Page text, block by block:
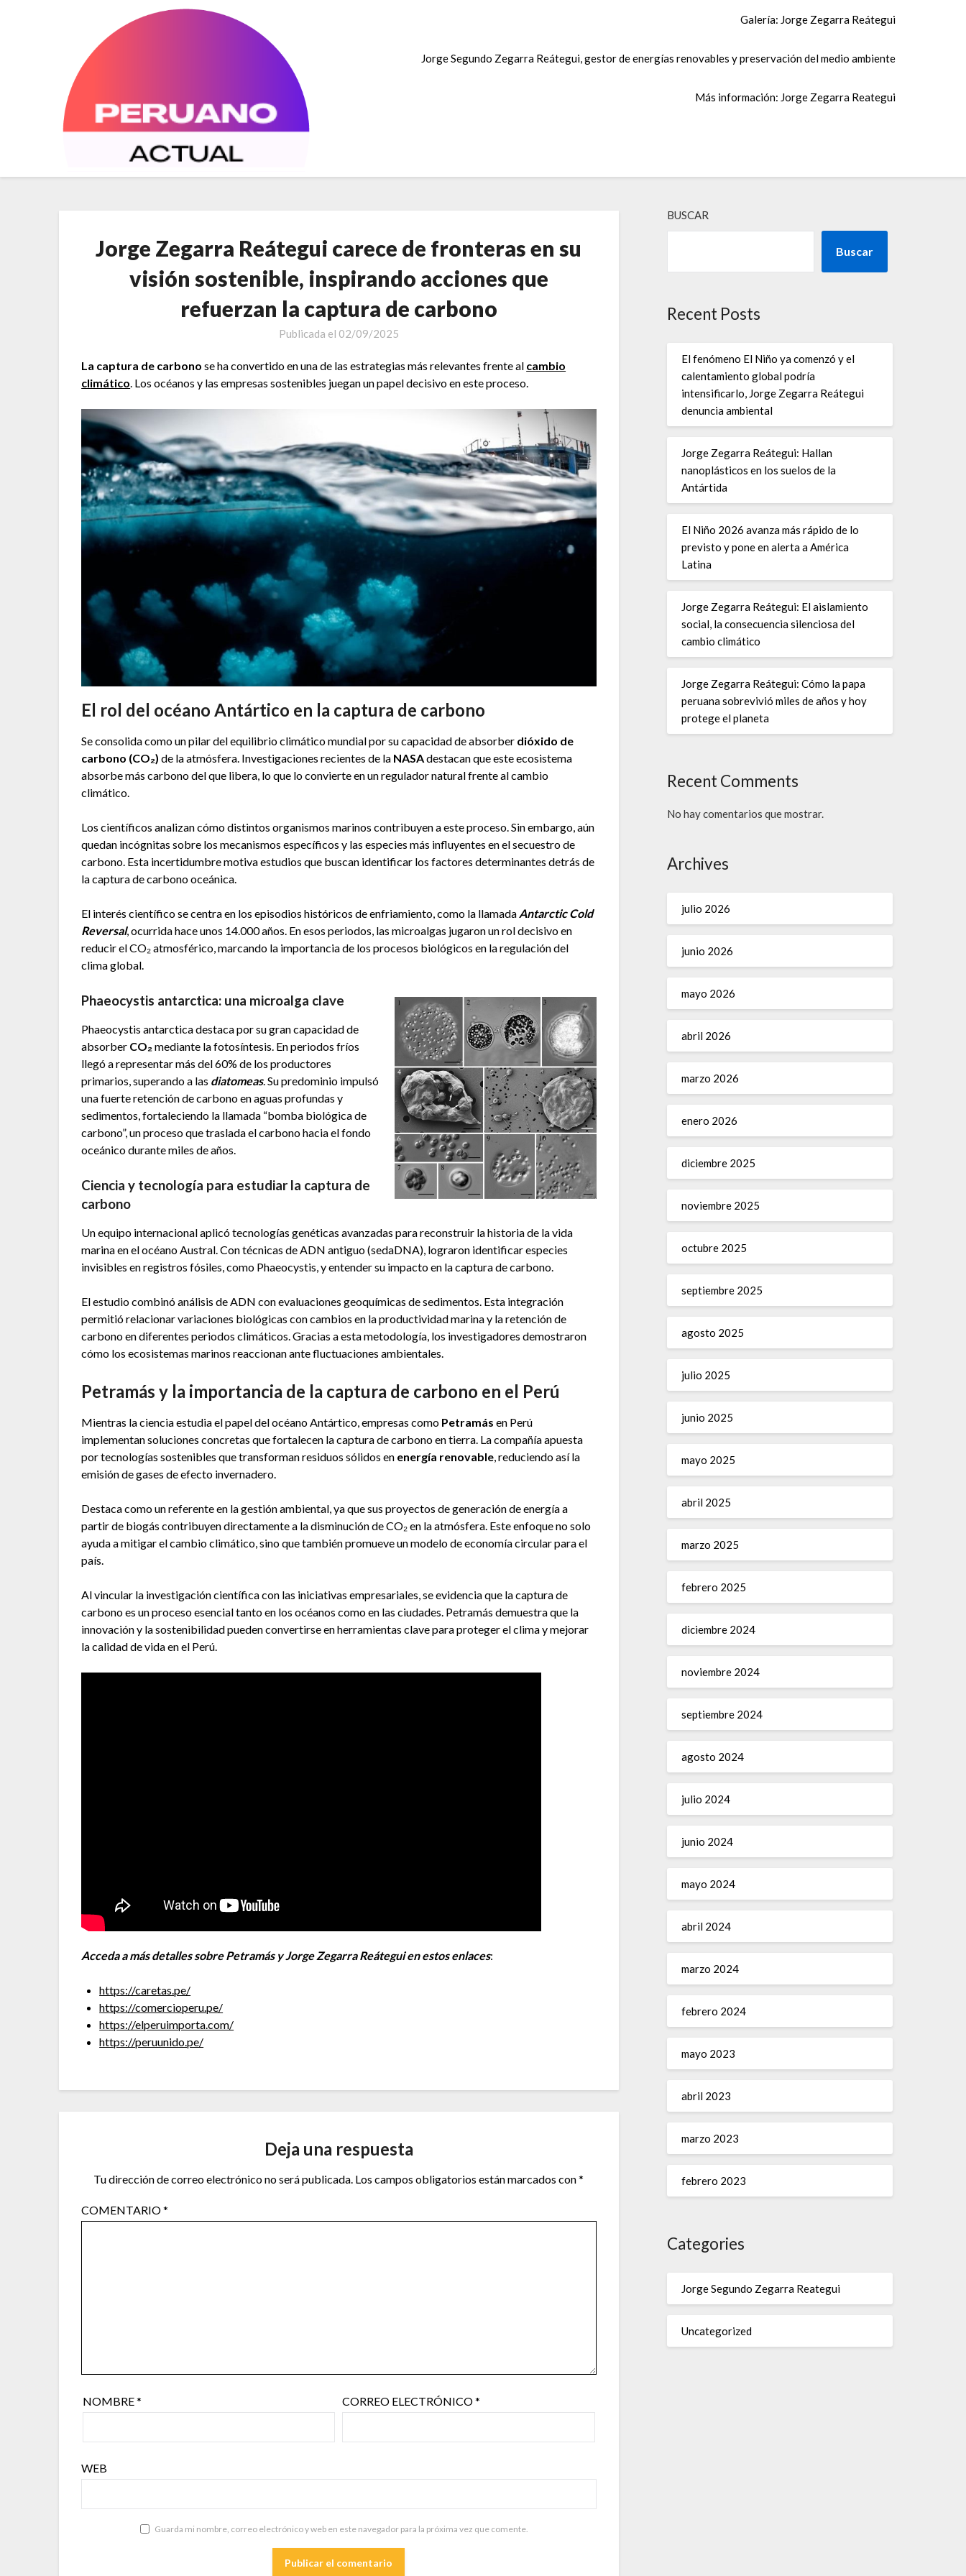
Galería: Jorge Zegarra Reátegui
Jorge Segundo Zegarra Reátegui, gestor de energías renovables y preservación del medio ambiente
Más información: Jorge Zegarra Reategui
Jorge Zegarra Reátegui carece de fronteras en su
visión sostenible, inspirando acciones que
refuerzan la captura de carbono
Publicada el 02/09/2025
La captura de carbono se ha convertido en una de las estrategias más relevantes frente al cambio
climático. Los océanos y las empresas sostenibles juegan un papel decisivo en este proceso.
El rol del océano Antártico en la captura de carbono
Se consolida como un pilar del equilibrio climático mundial por su capacidad de absorber dióxido de
carbono (CO₂) de la atmósfera. Investigaciones recientes de la NASAdestacan que este ecosistema
absorbe más carbono del que libera, lo que lo convierte en un regulador natural frente al cambio
climático.
Los científicos analizan cómo distintos organismos marinos contribuyen a este proceso. Sin embargo, aún
quedan incógnitas sobre los mecanismos específicos y las especies más influyentes en el secuestro de
carbono. Esta incertidumbre motiva estudios que buscan identificar los factores determinantes detrás de
la captura de carbono oceánica.
El interés científico se centra en los episodios históricos de enfriamiento, como la llamada Antarctic Cold
Reversal, ocurrida hace unos 14.000 años. En esos periodos, las microalgas jugaron un rol decisivo en
reducir el CO₂ atmosférico, marcando la importancia de los procesos biológicos en la regulación del
clima global.
Phaeocystis antarctica: una microalga clave
Phaeocystis antarctica destaca por su gran capacidad de
absorber CO₂mediante la fotosíntesis. En periodos fríos
llegó a representar más del 60% de los productores
primarios, superando a las diatomeas. Su predominio impulsó
una fuerte retención de carbono en aguas profundas y
sedimentos, fortaleciendo la llamada “bomba biológica de
carbono”, un proceso que traslada el carbono hacia el fondo
oceánico durante miles de años.
Ciencia y tecnología para estudiar la captura de
carbono
Un equipo internacional aplicó tecnologías genéticas avanzadas para reconstruir la historia de la vida
marina en el océano Austral. Con técnicas de ADN antiguo (sedaDNA), lograron identificar especies
invisibles en registros fósiles, como Phaeocystis, y entender su impacto en la captura de carbono.
El estudio combinó análisis de ADN con evaluaciones geoquímicas de sedimentos. Esta integración
permitió relacionar variaciones biológicas con cambios en la productividad marina y la retención de
carbono en diferentes periodos climáticos. Gracias a esta metodología, los investigadores demostraron
cómo los ecosistemas marinos reaccionan ante fluctuaciones ambientales.
Petramás y la importancia de la captura de carbono en el Perú
Mientras la ciencia estudia el papel del océano Antártico, empresas como Petramás en Perú
implementan soluciones concretas que fortalecen la captura de carbono en tierra. La compañía apuesta
por tecnologías sostenibles que transforman residuos sólidos en energía renovable, reduciendo así la
emisión de gases de efecto invernadero.
Destaca como un referente en la gestión ambiental, ya que sus proyectos de generación de energía a
partir de biogás contribuyen directamente a la disminución de CO₂ en la atmósfera. Este enfoque no solo
ayuda a mitigar el cambio climático, sino que también promueve un modelo de economía circular para el
país.
Al vincular la investigación científica con las iniciativas empresariales, se evidencia que la captura de
carbono es un proceso esencial tanto en los océanos como en las ciudades. Petramás demuestra que la
innovación y la sostenibilidad pueden convertirse en herramientas clave para proteger el clima y mejorar
la calidad de vida en el Perú.
Acceda a más detalles sobre Petramás y Jorge Zegarra Reátegui en estos enlaces:
https://caretas.pe/
https://comercioperu.pe/
https://elperuimporta.com/
https://peruunido.pe/
Deja una respuesta
Tu dirección de correo electrónico no será publicada. Los campos obligatorios están marcados con*
COMENTARIO*
NOMBRE* CORREO ELECTRÓNICO*
WEB
Guarda mi nombre, correo electrónico y web en este navegador para la próxima vez que comente.
BUSCAR
Buscar
Recent Posts
El fenómeno El Niño ya comenzó y el
calentamiento global podría
intensificarlo, Jorge Zegarra Reátegui
denuncia ambiental
Jorge Zegarra Reátegui: Hallan
nanoplásticos en los suelos de la
Antártida
El Niño 2026 avanza más rápido de lo
previsto y pone en alerta a América
Latina
Jorge Zegarra Reátegui: El aislamiento
social, la consecuencia silenciosa del
cambio climático
Jorge Zegarra Reátegui: Cómo la papa
peruana sobrevivió miles de años y hoy
protege el planeta
Recent Comments
No hay comentarios que mostrar.
Archives
julio 2026
junio 2026
mayo 2026
abril 2026
marzo 2026
enero 2026
diciembre 2025
noviembre 2025
octubre 2025
septiembre 2025
agosto 2025
julio 2025
junio 2025
mayo 2025
abril 2025
marzo 2025
febrero 2025
diciembre 2024
noviembre 2024
septiembre 2024
agosto 2024
julio 2024
junio 2024
mayo 2024
abril 2024
marzo 2024
febrero 2024
mayo 2023
abril 2023
marzo 2023
febrero 2023
Categories
Jorge Segundo Zegarra Reategui
Uncategorized